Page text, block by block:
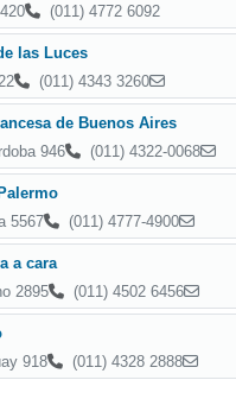
(011) 4772 6092
las Luces
(011) 4343 3260
de Buenos Aires
946
(011) 4322-0068
5567
(011) 4777-4900
a cara
2895
(011) 4502 6456
918
(011) 4328 2888